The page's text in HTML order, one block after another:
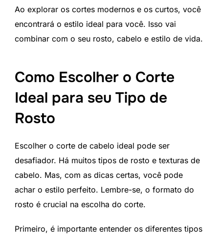
Ao explorar os cortes modernos e os curtos, você
encontrará o estilo ideal para você. Isso vai
combinar com o seu rosto, cabelo e estilo de vida.
Como Escolher o Corte
Ideal para seu Tipo de
Rosto
Escolher o corte de cabelo ideal pode ser
desafiador. Há muitos tipos de rosto e texturas de
cabelo. Mas, com as dicas certas, você pode
achar o estilo perfeito. Lembre-se, o formato do
rosto é crucial na escolha do corte.
Primeiro, é importante entender os diferentes tipos